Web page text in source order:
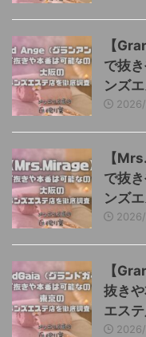
【
で抜
ンズ
【
で抜
ンズ
【
抜き
エス